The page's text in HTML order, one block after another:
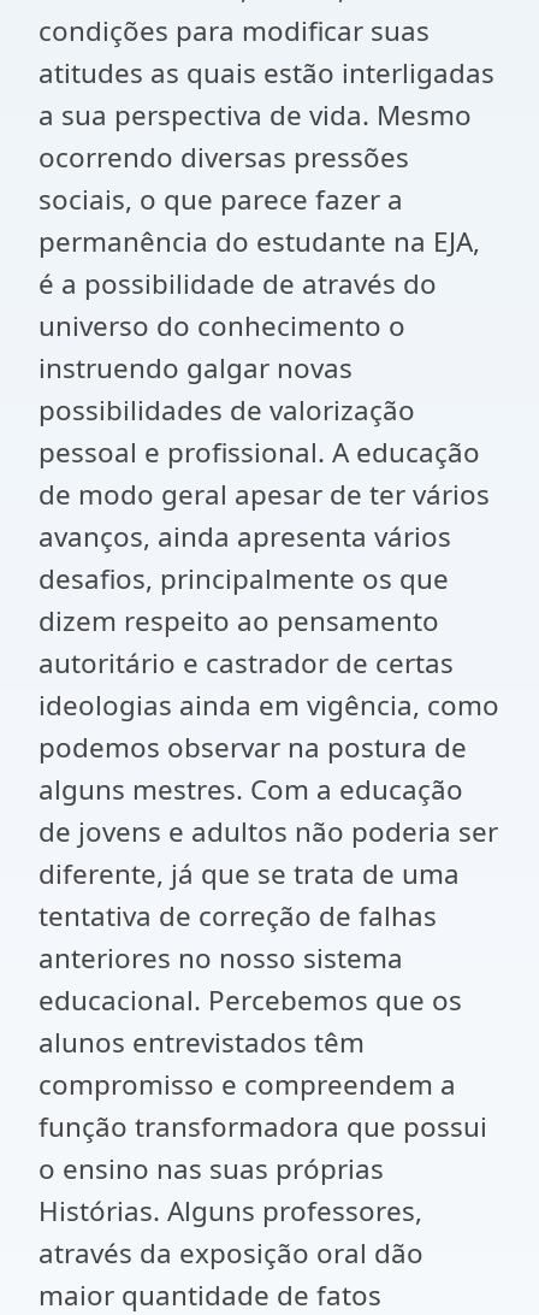
condições para modificar suas
atitudes as quais estão interligadas
a sua perspectiva de vida. Mesmo
ocorrendo diversas pressões
sociais, o que parece fazer a
permanência do estudante na EJA,
é a possibilidade de através do
universo do conhecimento o
instruendo galgar novas
possibilidades de valorização
pessoal e profissional. A educação
de modo geral apesar de ter vários
avanços, ainda apresenta vários
desafios, principalmente os que
dizem respeito ao pensamento
autoritário e castrador de certas
ideologias ainda em vigência, como
podemos observar na postura de
alguns mestres. Com a educação
de jovens e adultos não poderia ser
diferente, já que se trata de uma
tentativa de correção de falhas
anteriores no nosso sistema
educacional. Percebemos que os
alunos entrevistados têm
compromisso e compreendem a
função transformadora que possui
o ensino nas suas próprias
Histórias. Alguns professores,
através da exposição oral dão
maior quantidade de fatos